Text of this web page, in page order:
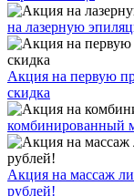
на лазерную
Акция на первую
скидка
комбинированный
Акция на массаж
рублей!